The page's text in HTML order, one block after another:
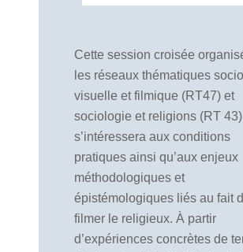
Cette session croisée
les réseaux thématiques
visuelle et filmique (RT47) et
sociologie et religions (RT 43)
s’intéressera aux conditions
pratiques ainsi qu’aux enjeux
méthodologiques et
épistémologiques liés au fait
filmer le religieux. À partir
d’expériences concrètes de